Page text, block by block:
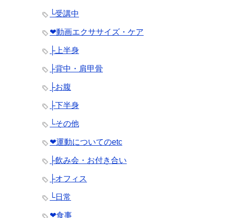
└受講中
❤︎動画エクササイズ・ケア
├上半身
├背中・肩甲骨
├お腹
├下半身
└その他
❤︎運動についてのetc
├飲み会・お付き合い
├オフィス
└日常
❤︎食事